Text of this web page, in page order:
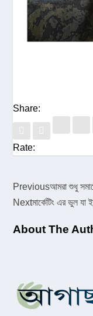
Share:
Rate:
Previousআমরা শুধু
Nextমার্কেটিং এর ভুল যা
About The